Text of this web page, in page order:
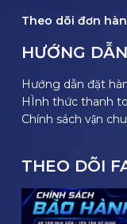
Theo dõi đơn
HƯỚNG DẪN
Hướng dẫn đặt
HÌnh thức thanh
Chính sách vận
THEO DÕI